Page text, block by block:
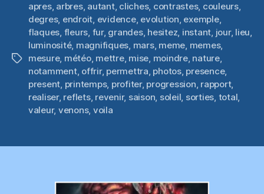
Étiquettes
apres, arbres, autant, cliches, contrastes, couleurs,
degres, endroit, evidence, evolution, exemple,
flaques, fleurs, fur, grandes, hesitez, instant, jour, lieu,
luminosité, magnifiques, mars, meme, memes,
mesure, météo, mettre, mise, moindre, nature,
notamment, offrir, permettra, photos, presence,
present, printemps, profiter, progression, rapport,
realiser, reflets, revenir, saison, soleil, sorties, total,
valeur, venons, voila